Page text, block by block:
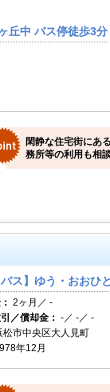
丘中 バス停徒歩3分
閑静な住宅街にあ
務所等の利用も相
バス】ゆう・おお
2ヶ月／ -
／償却金： -／ -／ -
松市中央区大人見町
年12月